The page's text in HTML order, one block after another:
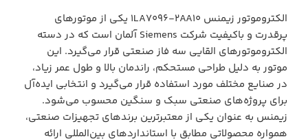
الکتروموتور زیمنس 1LA7096-2AA10 یکی از موتورهای
پرقدرت و باکیفیت شرکت Siemens آلمان است که در دسته
الکتروموتورهای القایی سه فاز صنعتی قرار می‌گیرد. این
موتور به دلیل طراحی مستحکم، راندمان بالا و طول عمر زیاد،
در صنایع مختلف مورد استفاده قرار می‌گیرد و انتخابی ایده‌آل
برای پروژه‌های صنعتی سبک و سنگین محسوب می‌شود.
زیمنس به عنوان یکی از معتبرترین برندهای تجهیزات صنعتی،
همواره محصولاتی مطابق با استانداردهای بین‌المللی ارائه